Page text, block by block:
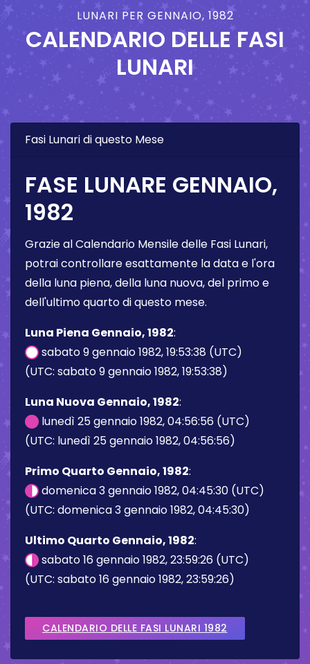
LUNARI PER GENNAIO, 1982
CALENDARIO DELLE FASI
LUNARI
Fasi Lunari di questo Mese
FASE LUNARE GENNAIO,
1982
Grazie al Calendario Mensile delle Fasi Lunari,
potrai controllare esattamente la data e l'ora
della luna piena, della luna nuova, del primo e
dell'ultimo quarto di questo mese.
Luna Piena Gennaio, 1982:
sabato 9 gennaio 1982, 19:53:38 (UTC)
(UTC: sabato 9 gennaio 1982, 19:53:38)
Luna Nuova Gennaio, 1982:
lunedì 25 gennaio 1982, 04:56:56 (UTC)
(UTC: lunedì 25 gennaio 1982, 04:56:56)
Primo Quarto Gennaio, 1982:
domenica 3 gennaio 1982, 04:45:30 (UTC)
(UTC: domenica 3 gennaio 1982, 04:45:30)
Ultimo Quarto Gennaio, 1982:
sabato 16 gennaio 1982, 23:59:26 (UTC)
(UTC: sabato 16 gennaio 1982, 23:59:26)
CALENDARIO DELLE FASI LUNARI 1982